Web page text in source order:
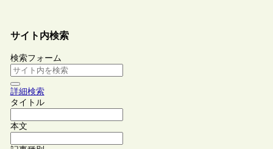
サイト内検索
検索フォーム
詳細検索
タイトル
本文